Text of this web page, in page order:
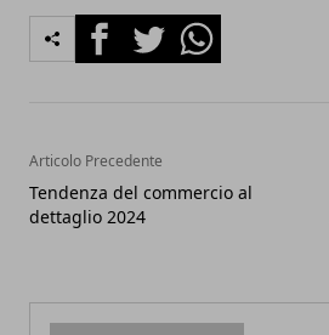
FacebookTwitterWhatsapp
Articolo Precedente
Tendenza del commercio al
dettaglio 2024